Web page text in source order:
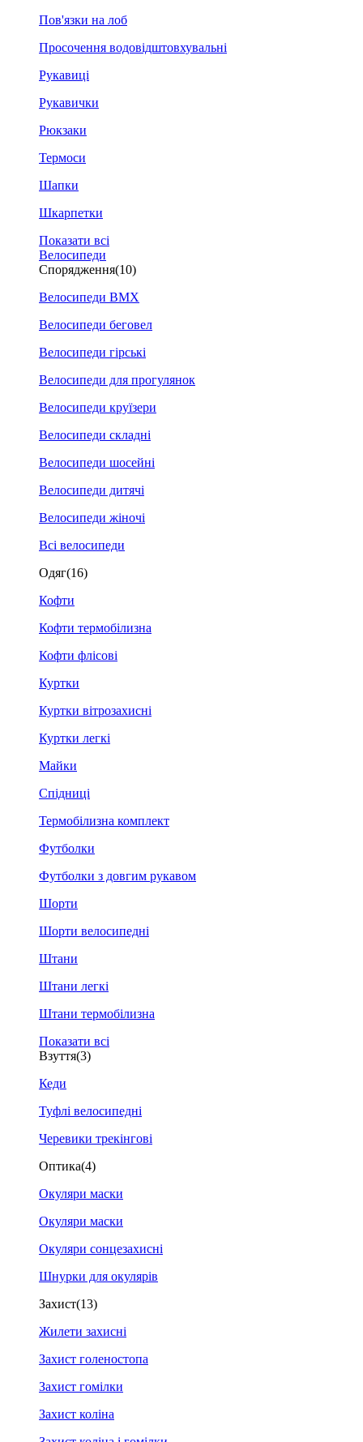
Пов'язки на лоб
Просочення водовідштовхувальні
Рукавиці
Рукавички
Рюкзаки
Термоси
Шапки
Шкарпетки
Показати всі
Велосипеди
Спорядження(10)
Велосипеди BMX
Велосипеди беговел
Велосипеди гірські
Велосипеди для прогулянок
Велосипеди круїзери
Велосипеди складні
Велосипеди шосейні
Велосипеди дитячі
Велосипеди жіночі
Всі велосипеди
Одяг(16)
Кофти
Кофти термобілизна
Кофти флісові
Куртки
Куртки вітрозахисні
Куртки легкі
Майки
Спідниці
Термобілизна комплект
Футболки
Футболки з довгим рукавом
Шорти
Шорти велосипедні
Штани
Штани легкі
Штани термобілизна
Показати всі
Взуття(3)
Кеди
Туфлі велосипедні
Черевики трекінгові
Оптика(4)
Окуляри маски
Окуляри маски
Окуляри сонцезахисні
Шнурки для окулярів
Захист(13)
Жилети захисні
Захист голеностопа
Захист гомілки
Захист коліна